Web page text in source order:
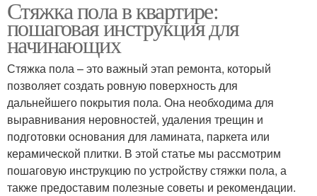
Стяжка пола в квартире:
пошаговая инструкция для
начинающих
Стяжка пола – это важный этап ремонта, который
позволяет создать ровную поверхность для
дальнейшего покрытия пола. Она необходима для
выравнивания неровностей, удаления трещин и
подготовки основания для ламината, паркета или
керамической плитки. В этой статье мы рассмотрим
пошаговую инструкцию по устройству стяжки пола, а
также предоставим полезные советы и рекомендации.